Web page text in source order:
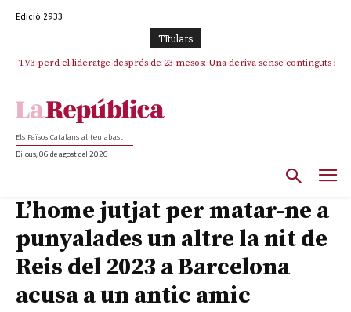
Edició 2933
TItulars
TV3 perd el lideratge després de 23 mesos: Una deriva sense continguts i
Els Països Catalans al teu abast
Dijous, 06 de agost del 2026
L’home jutjat per matar-ne a
punyalades un altre la nit de
Reis del 2023 a Barcelona
acusa a un antic amic